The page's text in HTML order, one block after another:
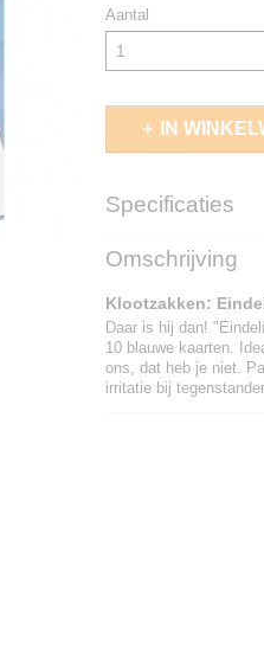
Aantal
IN
Specificaties
EAN code
Omschrijving
Klootzakken:
Daar is hij dan!
10 blauwe kaarten.
ons, dat heb je niet.
irritatie bij